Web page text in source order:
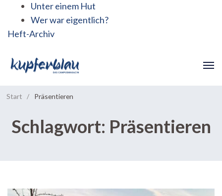
Unter einem Hut
Wer war eigentlich?
Heft-Archiv
Start / Präsentieren
Schlagwort: Präsentieren